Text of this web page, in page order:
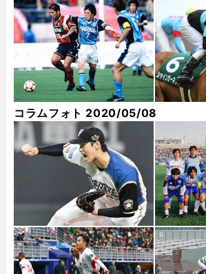
コラムフォト 2020/05/08